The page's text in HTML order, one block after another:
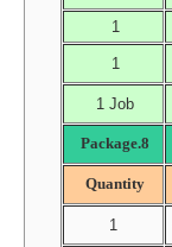
1
1
1 Job
Package.8
Quantity
1